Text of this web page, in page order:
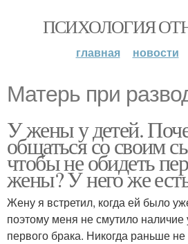
ПСИХОЛОГИЯ
главная новости
Матерь при
У жены у детей.
общаться со своим
чтобы не обидеть
жены? У него же
Жену я встретил, когда ей было
поэтому меня не смутило наличие
первого брака. Никогда раньше не